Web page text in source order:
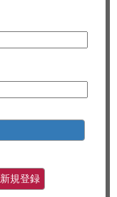
新規登録